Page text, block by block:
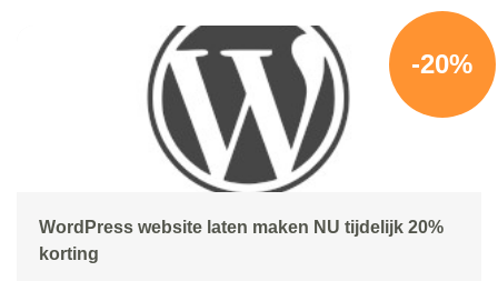
-20%
WordPress website laten maken NU tijdelijk 20%
korting